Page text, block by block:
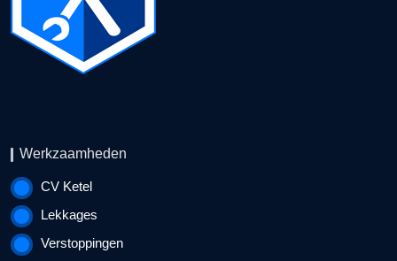
Werkzaamheden
CV Ketel
Lekkages
Verstoppingen